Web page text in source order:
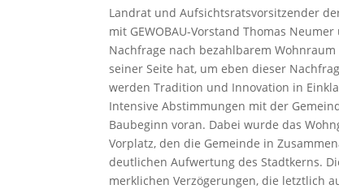
Landrat und Aufsichtsratsvorsitzender
mit GEWOBAU-Vorstand Thomas
Nachfrage nach bezahlbarem
seiner Seite hat, um eben dieser
werden Tradition und Innovation in
Intensive Abstimmungen mit der
Baubeginn voran. Dabei wurde das
Vorplatz, den die Gemeinde in
deutlichen Aufwertung des Stadtkerns.
merklichen Verzögerungen, die letztlich